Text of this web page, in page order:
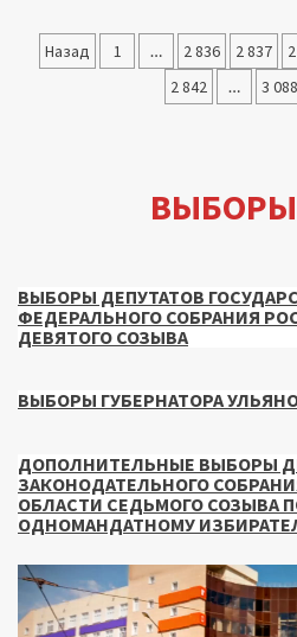
Пагинация
Назад 1 … 2 836 2 837
2 842
… 3 088
ВЫБОРЫ
ВЫБОРЫ ДЕПУТАТОВ
ФЕДЕРАЛЬНОГО СОБРАНИЯ
ДЕВЯТОГО СОЗЫВА
ВЫБОРЫ ГУБЕРНАТОРА
ДОПОЛНИТЕЛЬНЫЕ ВЫБОРЫ
ЗАКОНОДАТЕЛЬНОГО
ОБЛАСТИ СЕДЬМОГО СОЗЫВА
ОДНОМАНДАТНОМУ